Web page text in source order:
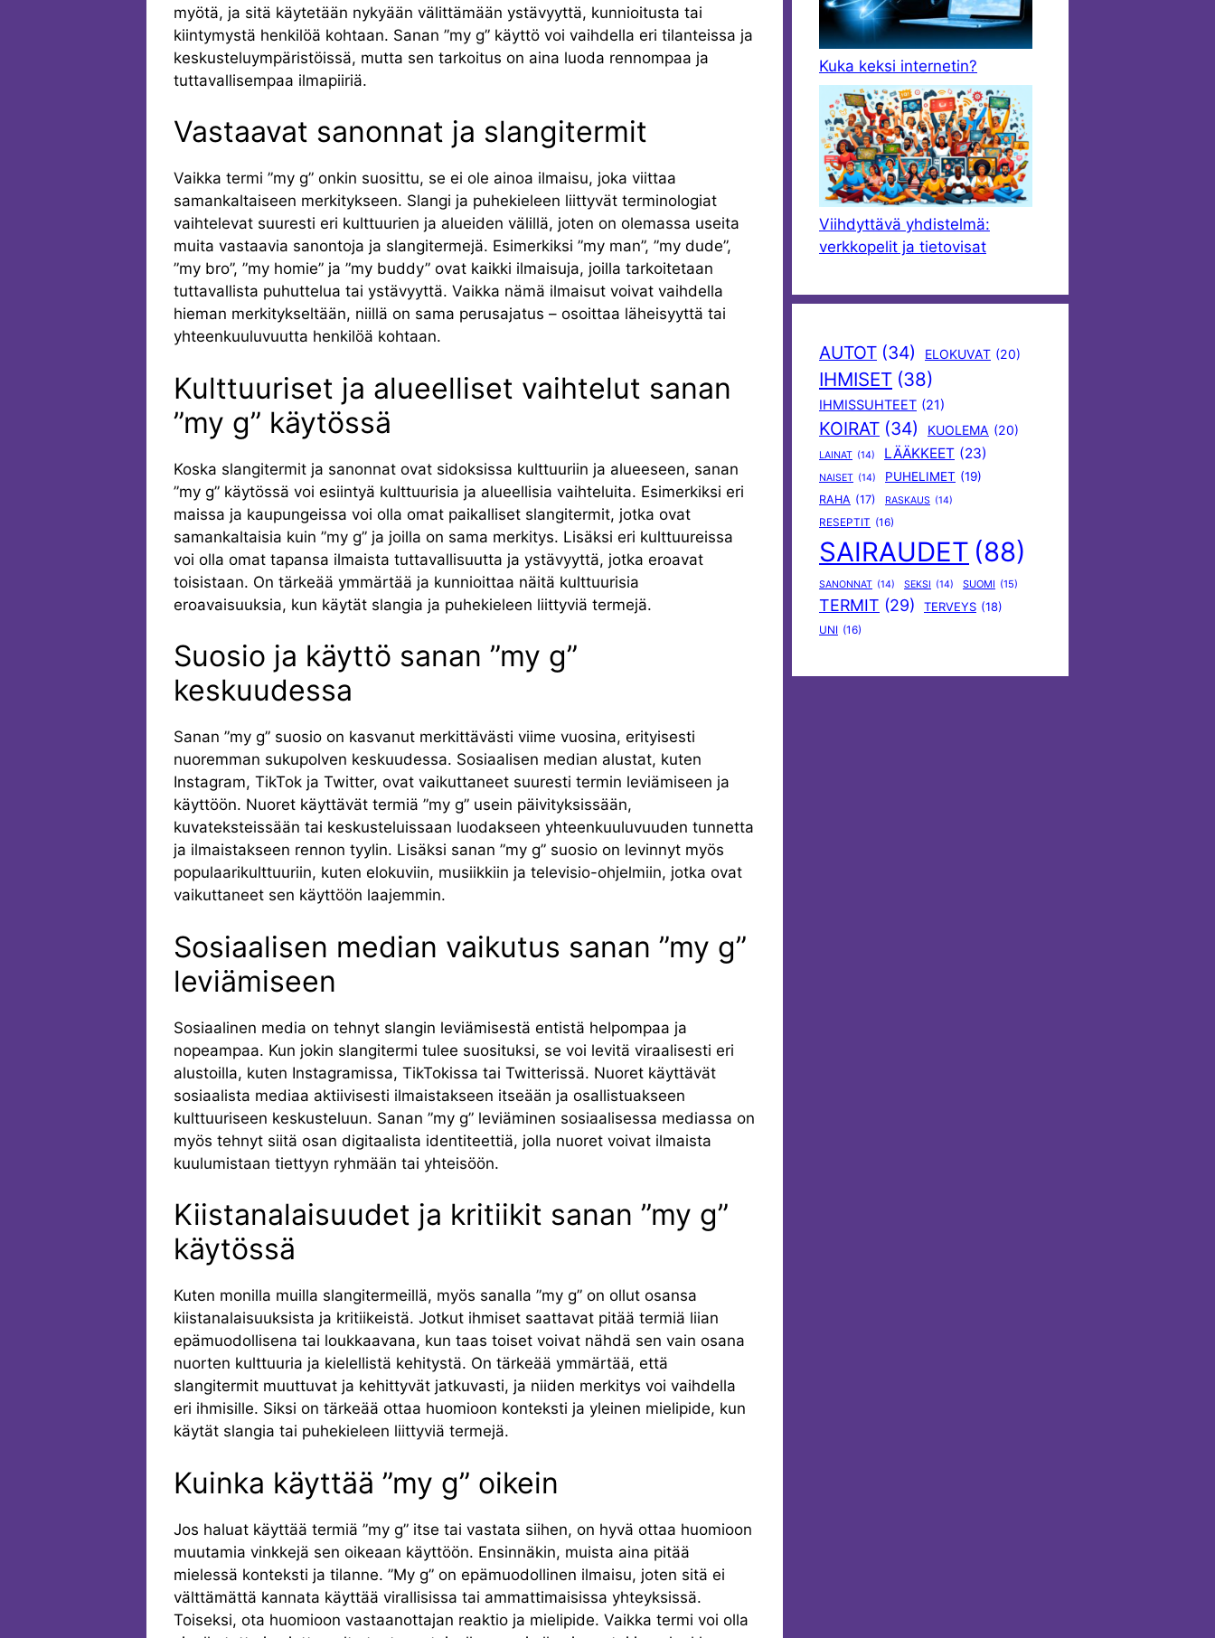
myötä, ja sitä käytetään nykyään välittämään ystävyyttä, kunnioitusta tai
kiintymystä henkilöä kohtaan. Sanan ”my g” käyttö voi vaihdella eri tilanteissa ja
keskusteluympäristöissä, mutta sen tarkoitus on aina luoda rennompaa ja
tuttavallisempaa ilmapiiriä.
Vastaavat sanonnat ja slangitermit
Vaikka termi ”my g” onkin suosittu, se ei ole ainoa ilmaisu, joka viittaa
samankaltaiseen merkitykseen. Slangi ja puhekieleen liittyvät terminologiat
vaihtelevat suuresti eri kulttuurien ja alueiden välillä, joten on olemassa useita
muita vastaavia sanontoja ja slangitermejä. Esimerkiksi ”my man”, ”my dude”,
”my bro”, ”my homie” ja ”my buddy” ovat kaikki ilmaisuja, joilla tarkoitetaan
tuttavallista puhuttelua tai ystävyyttä. Vaikka nämä ilmaisut voivat vaihdella
hieman merkitykseltään, niillä on sama perusajatus – osoittaa läheisyyttä tai
yhteenkuuluvuutta henkilöä kohtaan.
Kulttuuriset ja alueelliset vaihtelut sanan
”my g” käytössä
Koska slangitermit ja sanonnat ovat sidoksissa kulttuuriin ja alueeseen, sanan
”my g” käytössä voi esiintyä kulttuurisia ja alueellisia vaihteluita. Esimerkiksi eri
maissa ja kaupungeissa voi olla omat paikalliset slangitermit, jotka ovat
samankaltaisia kuin ”my g” ja joilla on sama merkitys. Lisäksi eri kulttuureissa
voi olla omat tapansa ilmaista tuttavallisuutta ja ystävyyttä, jotka eroavat
toisistaan. On tärkeää ymmärtää ja kunnioittaa näitä kulttuurisia
eroavaisuuksia, kun käytät slangia ja puhekieleen liittyviä termejä.
Suosio ja käyttö sanan ”my g”
keskuudessa
Sanan ”my g” suosio on kasvanut merkittävästi viime vuosina, erityisesti
nuoremman sukupolven keskuudessa. Sosiaalisen median alustat, kuten
Instagram, TikTok ja Twitter, ovat vaikuttaneet suuresti termin leviämiseen ja
käyttöön. Nuoret käyttävät termiä ”my g” usein päivityksissään,
kuvateksteissään tai keskusteluissaan luodakseen yhteenkuuluvuuden tunnetta
ja ilmaistakseen rennon tyylin. Lisäksi sanan ”my g” suosio on levinnyt myös
populaarikulttuuriin, kuten elokuviin, musiikkiin ja televisio-ohjelmiin, jotka ovat
vaikuttaneet sen käyttöön laajemmin.
Sosiaalisen median vaikutus sanan ”my g”
leviämiseen
Sosiaalinen media on tehnyt slangin leviämisestä entistä helpompaa ja
nopeampaa. Kun jokin slangitermi tulee suosituksi, se voi levitä viraalisesti eri
alustoilla, kuten Instagramissa, TikTokissa tai Twitterissä. Nuoret käyttävät
sosiaalista mediaa aktiivisesti ilmaistakseen itseään ja osallistuakseen
kulttuuriseen keskusteluun. Sanan ”my g” leviäminen sosiaalisessa mediassa on
myös tehnyt siitä osan digitaalista identiteettiä, jolla nuoret voivat ilmaista
kuulumistaan tiettyyn ryhmään tai yhteisöön.
Kiistanalaisuudet ja kritiikit sanan ”my g”
käytössä
Kuten monilla muilla slangitermeillä, myös sanalla ”my g” on ollut osansa
kiistanalaisuuksista ja kritiikeistä. Jotkut ihmiset saattavat pitää termiä liian
epämuodollisena tai loukkaavana, kun taas toiset voivat nähdä sen vain osana
nuorten kulttuuria ja kielellistä kehitystä. On tärkeää ymmärtää, että
slangitermit muuttuvat ja kehittyvät jatkuvasti, ja niiden merkitys voi vaihdella
eri ihmisille. Siksi on tärkeää ottaa huomioon konteksti ja yleinen mielipide, kun
käytät slangia tai puhekieleen liittyviä termejä.
Kuinka käyttää ”my g” oikein
Jos haluat käyttää termiä ”my g” itse tai vastata siihen, on hyvä ottaa huomioon
muutamia vinkkejä sen oikeaan käyttöön. Ensinnäkin, muista aina pitää
mielessä konteksti ja tilanne. ”My g” on epämuodollinen ilmaisu, joten sitä ei
välttämättä kannata käyttää virallisissa tai ammattimaisissa yhteyksissä.
Toiseksi, ota huomioon vastaanottajan reaktio ja mielipide. Vaikka termi voi olla
Kuka keksi internetin?
Viihdyttävä yhdistelmä:
verkkopelit ja tietovisat
AUTOT (34) ELOKUVAT (20)
IHMISET (38)
IHMISSUHTEET (21)
KOIRAT (34) KUOLEMA (20)
LAINAT (14) LÄÄKKEET (23)
NAISET (14) PUHELIMET (19)
RAHA (17) RASKAUS (14)
RESEPTIT (16)
SAIRAUDET (88)
SANONNAT (14) SEKSI (14) SUOMI (15)
TERMIT (29) TERVEYS (18)
UNI (16)